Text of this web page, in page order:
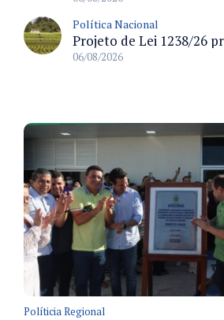
Política Nacional
06/08/2026
Políticia Regional